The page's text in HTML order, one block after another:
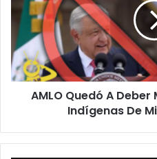
Deber
MUCHÍSIMO
Pueblos
Indígenas
De
Michoacán:
AMLO Quedó A Deber
Indígenas De